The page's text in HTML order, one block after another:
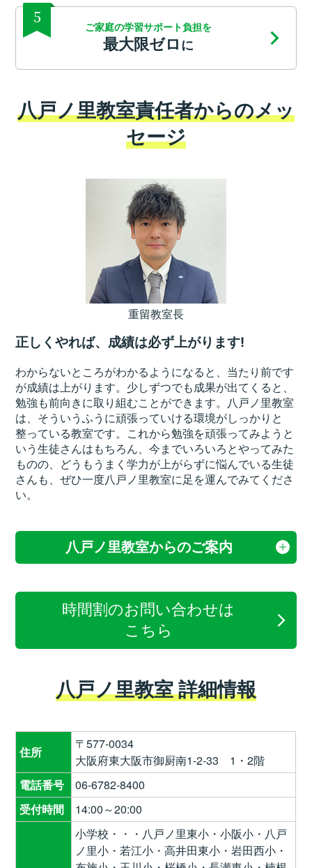
5
ご家庭の学習サポート負担を
最大限ゼロ に
八戸ノ里教室責任者からのメッ
セージ
正しくやれば、成績は必ず上がります!
わからないところがわかるようになると、当たり前です
が成績は上がります。少しずつでも成果が出てくると、
勉強も前向きに取り組むことができます。八戸ノ里教室
は、そういうふうに頑張っていける環境がしっかりと
整っている教室です。これから勉強を頑張ってみようと
いう生徒さんはもちろん、今までいろいろとやってみた
ものの、どうもうまく学力が上がらずに悩んでいる生徒
さんも、ぜひ一度八戸ノ里教室に足を運んでみてくださ
い。
重留教室長
八戸ノ里教室からのご案内
時間割のお問い合わせは
こちら
八戸ノ里教室 詳細情報
住所
〒577-0034
大阪府東大阪市御厨南1-2-33 1・2階
電話番号
06-6782-8400
受付時間
14:00～20:00
小学校・・・八戸ノ里東小・小阪小・八戸
ノ里小・若江小・高井田東小・岩田西小・